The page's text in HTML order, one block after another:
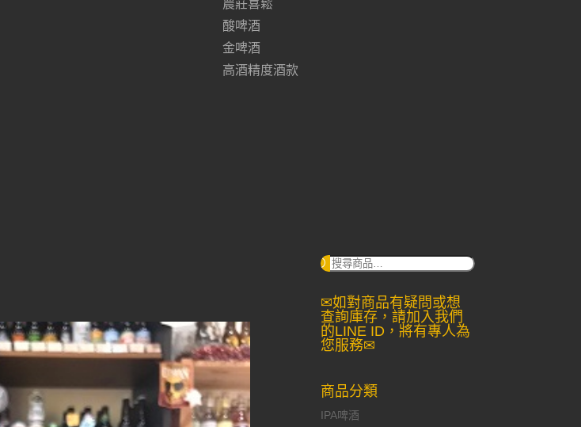
農莊喜鬆
酸啤酒
金啤酒
高酒精度酒款
搜
✉如對商品有疑問或想
查詢庫存，請加入我們
的LINE ID，將有專人為
您服務✉
商品分類
IPA啤酒